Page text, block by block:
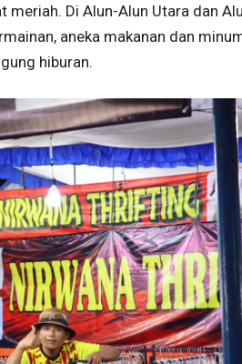
Di Alun-Alun Utara dan
aneka makanan dan
hiburan.